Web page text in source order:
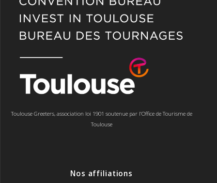
Toulouse Greeters, association loi 1901 soutenue par l’Office de Tourisme de
Toulouse
Nos affiliations